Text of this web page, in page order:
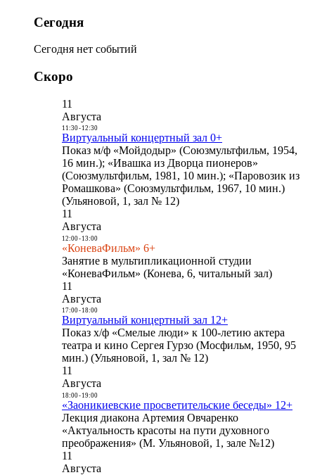
Сегодня
Сегодня нет событий
Скоро
11
Августа
11:30- 12:30
Виртуальный концертный зал 0+
Показ м/ф «Мойдодыр» (Союзмультфильм, 1954,
16 мин.); «Ивашка из Дворца пионеров»
(Союзмультфильм, 1981, 10 мин.); «Паровозик из
Ромашкова» (Союзмультфильм, 1967, 10 мин.)
(Ульяновой, 1, зал № 12)
11
Августа
12:00- 13:00
«КоневаФильм» 6+
Занятие в мультипликационной студии
«КоневаФильм» (Конева, 6, читальный зал)
11
Августа
17:00- 18:00
Виртуальный концертный зал 12+
Показ х/ф «Смелые люди» к 100-летию актера
театра и кино Сергея Гурзо (Мосфильм, 1950, 95
мин.) (Ульяновой, 1, зал № 12)
11
Августа
18:00- 19:00
«Заоникиевские просветительские беседы» 12+
Лекция диакона Артемия Овчаренко
«Актуальность красоты на пути духовного
преображения» (М. Ульяновой, 1, зале №12)
11
Августа